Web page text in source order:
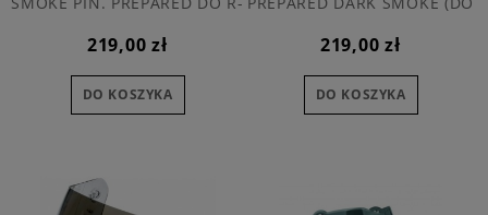
219,00 zł
DO KOSZYKA
219,00 zł
DO KOSZYKA